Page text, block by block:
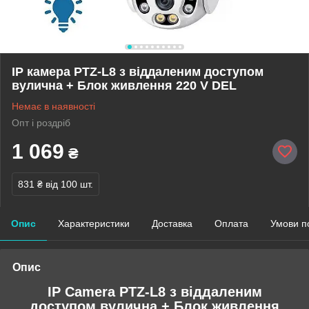
IP камера PTZ-L8 з віддаленим доступом
вулична + Блок живлення 220 V DEL
Немає в наявності
Опт і роздріб
1 069 ₴
831 ₴ від 100 шт.
Опис Характеристики Доставка Оплата Умови
Опис
IP Camera PTZ-L8 з віддаленим